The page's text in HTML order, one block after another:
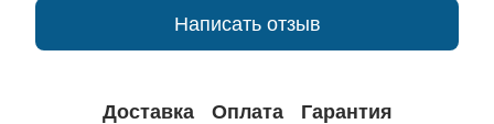
Написать отзыв
Доставка Оплата Гарантия